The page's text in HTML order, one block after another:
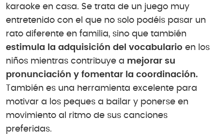
karaoke en casa. Se trata de un juego muy
entretenido con el que no solo podéis pasar un
rato diferente en familia, sino que también
estimula la adquisición del vocabulario en los
niños mientras contribuye a mejorar su
pronunciación y fomentar la coordinación.
También es una herramienta excelente para
motivar a los peques a bailar y ponerse en
movimiento al ritmo de sus canciones
preferidas.